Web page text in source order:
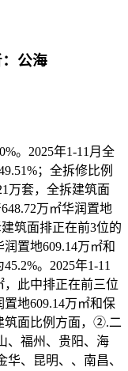
公海
。2025年1-11月全
；全拆修比例
万套，全拆建筑面
万㎡华润置地
筑面排正在前3位的
置地609.14万㎡和
。2025年1-11
，此中排正在前三位
地609.14万㎡和保
筑面比例方面，②.二
、福州、贵阳、海
、昆明、、南昌、